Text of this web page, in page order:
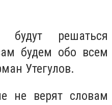
решаться
будем обо всем
Утегулов.
не верят словам